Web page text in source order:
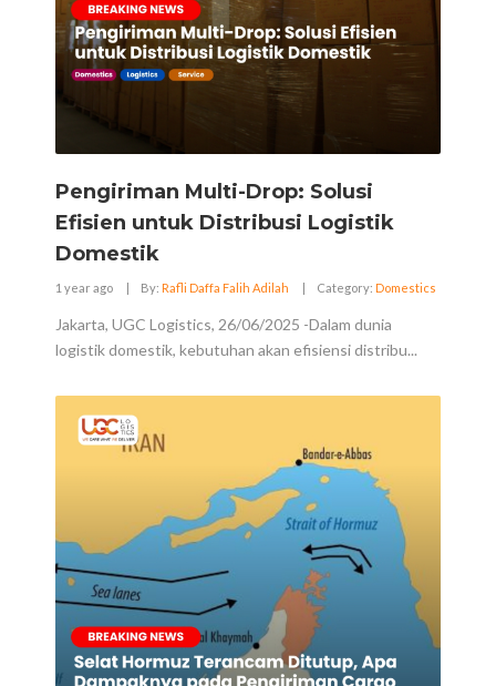
Pengiriman Multi-Drop: Solusi
Efisien untuk Distribusi Logistik
Domestik
1 year ago | By: Rafli Daffa Falih Adilah | Category: Domestics
Jakarta, UGC Logistics, 26/06/2025 -Dalam dunia
logistik domestik, kebutuhan akan efisiensi distribu...